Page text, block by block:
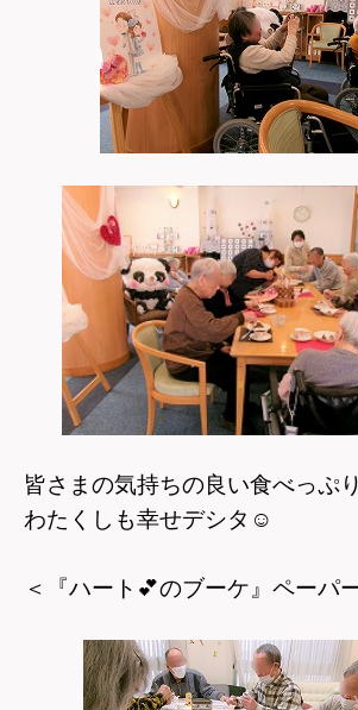
皆さまの気持ちの良い食べっぷ
わたくしも幸せデシタ ☺
＜『ハート 💕のブーケ』ペーパ